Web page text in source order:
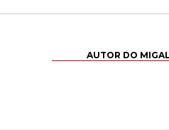
AUTOR DO